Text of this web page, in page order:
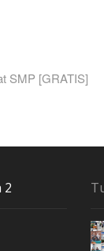
SMP [GRATIS]
2